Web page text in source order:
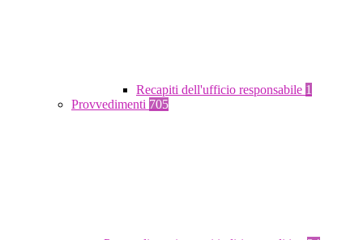
Recapiti dell'ufficio responsabile 1
Provvedimenti 705